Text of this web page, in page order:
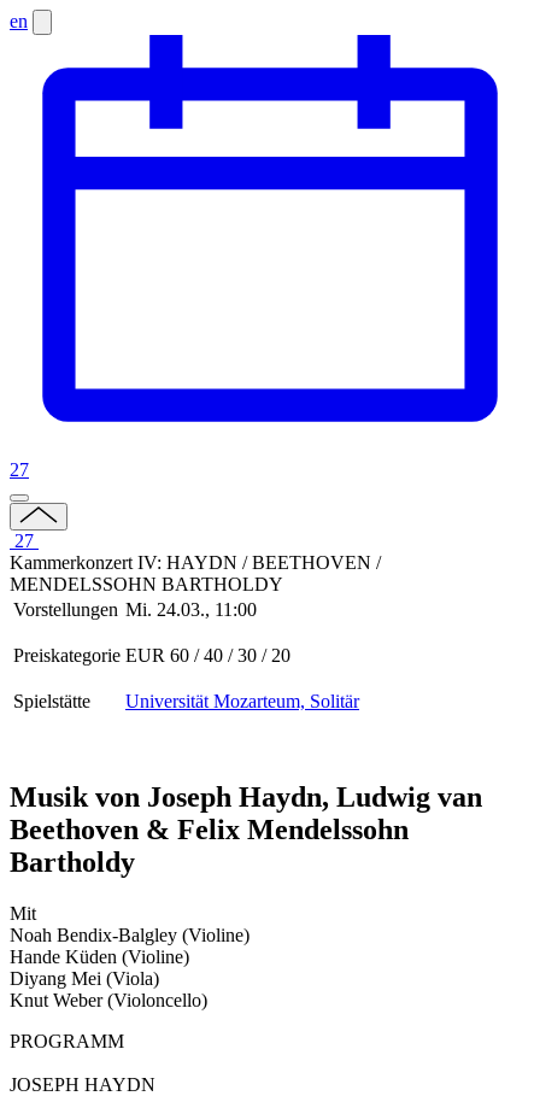
en
27
27
Kammerkonzert IV: HAYDN / BEETHOVEN /
MENDELSSOHN BARTHOLDY
Vorstellungen Mi. 24.03., 11:00
Preiskategorie EUR 60 / 40 / 30 / 20
Spielstätte Universität Mozarteum, Solitär
Musik von Joseph Haydn, Ludwig van
Beethoven & Felix Mendelssohn
Bartholdy
Mit
Noah Bendix-Balgley (Violine)
Hande Küden (Violine)
Diyang Mei (Viola)
Knut Weber (Violoncello)
PROGRAMM
JOSEPH HAYDN